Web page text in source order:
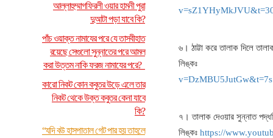
আল্লাহুম্মাগফিরলী ওয়ার হামনী পুরা
দুআটা পড়া যাবে কি?
পাঁচ ওয়াক্ত নামাযের পরে যে তাসবীহাত
রয়েছে সেগুলো সুন্নাতের পরে আমল
করা উত্তম নাকি ফরজ নামাযের পরে?
কারো নিকট কোন কবুতর উড়ে এলে তার
নিকট থেকে উক্ত কবুতর কেনা যাবে
কি?
“যদি বউ হাসপাতাল গেট পার হয় তাহলে
৬। ঠাট্টা করে তালাক দিলে
v=DzMBU5JutGw&t=7s
৭। তালাক দেওয়ার সুন্নাত
লিঙ্কঃ https://